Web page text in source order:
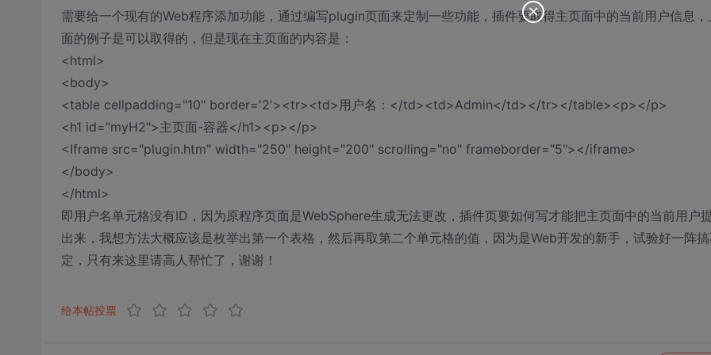
需要给一个现有的Web程序添加功能，通过编写plugin页面来定制一些功能，插件要取得主页面中的当前用户信息，
面的例子是可以取得的，但是现在主页面的内容是：
<html>
<body>
<table cellpadding="10" border='2'><tr><td>用户名：</td><td>Admin</td></tr></table><p></p>
<h1 id="myH2">主页面-容器</h1><p></p>
<Iframe src="plugin.htm" width="250" height="200" scrolling="no" frameborder="5"></iframe>
</body>
</html>
即用户名单元格没有ID，因为原程序页面是WebSphere生成无法更改，插件页要如何写才能把主页面中的当前用户
出来，我想方法大概应该是枚举出第一个表格，然后再取第二个单元格的值，因为是Web开发的新手，试验好一阵
定，只有来这里请高人帮忙了，谢谢！
给本帖投票